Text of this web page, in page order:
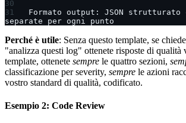
Formato output: JSON strutturato
separate per ogni punto
Perché è utile: Senza questo template, se
"analizza questi log" ottenete risposte di qualità
template, ottenete sempre le quattro sezioni,
classificazione per severity, sempre le azioni
vostro standard di qualità, codificato.
Esempio 2: Code Review